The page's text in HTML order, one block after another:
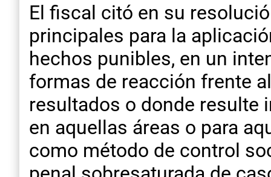
El fiscal citó en su
principales para la
hechos punibles, en un
formas de reacción frente
resultados o donde resulte
en aquellas áreas o para
como método de control